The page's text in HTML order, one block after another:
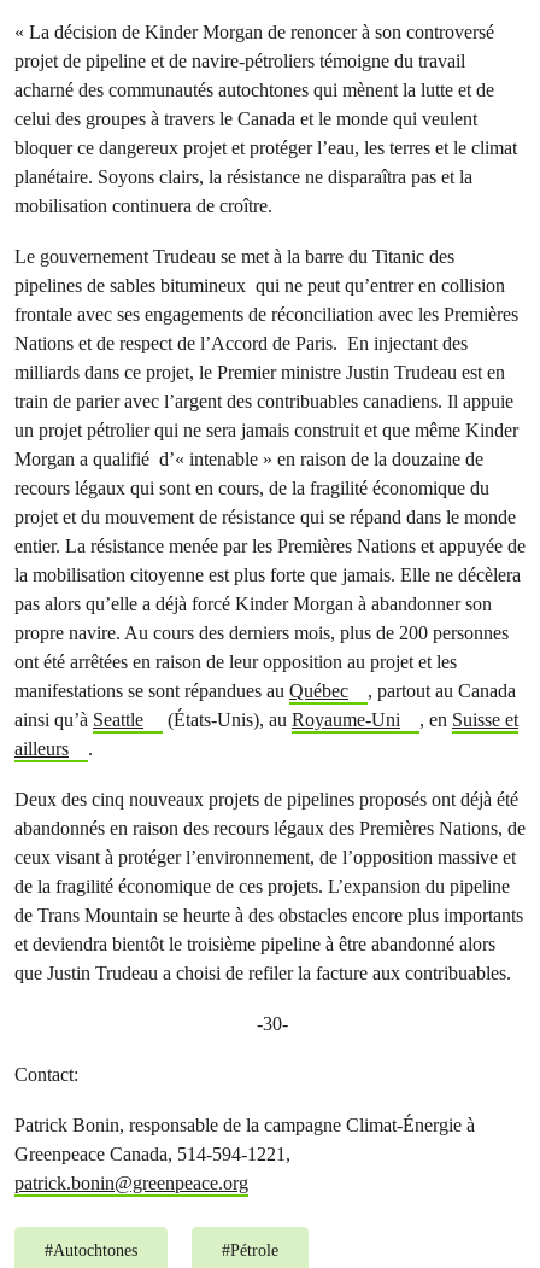
« La décision de Kinder Morgan de renoncer à son controversé
projet de pipeline et de navire-pétroliers témoigne du travail
acharné des communautés autochtones qui mènent la lutte et de
celui des groupes à travers le Canada et le monde qui veulent
bloquer ce dangereux projet et protéger l’eau, les terres et le climat
planétaire. Soyons clairs, la résistance ne disparaîtra pas et la
mobilisation continuera de croître.
Le gouvernement Trudeau se met à la barre du Titanic des
pipelines de sables bitumineux qui ne peut qu’entrer en collision
frontale avec ses engagements de réconciliation avec les Premières
Nations et de respect de l’Accord de Paris. En injectant des
milliards dans ce projet, le Premier ministre Justin Trudeau est en
train de parier avec l’argent des contribuables canadiens. Il appuie
un projet pétrolier qui ne sera jamais construit et que même Kinder
Morgan a qualifié d’« intenable » en raison de la douzaine de
recours légaux qui sont en cours, de la fragilité économique du
projet et du mouvement de résistance qui se répand dans le monde
entier. La résistance menée par les Premières Nations et appuyée de
la mobilisation citoyenne est plus forte que jamais. Elle ne décèlera
pas alors qu’elle a déjà forcé Kinder Morgan à abandonner son
propre navire. Au cours des derniers mois, plus de 200 personnes
ont été arrêtées en raison de leur opposition au projet et les
manifestations se sont répandues au Québec
, partout au Canada
ainsi qu’à Seattle (États-Unis), au Royaume-Uni , en Suisse et
ailleurs
.
Deux des cinq nouveaux projets de pipelines proposés ont déjà été
abandonnés en raison des recours légaux des Premières Nations, de
ceux visant à protéger l’environnement, de l’opposition massive et
de la fragilité économique de ces projets. L’expansion du pipeline
de Trans Mountain se heurte à des obstacles encore plus importants
et deviendra bientôt le troisième pipeline à être abandonné alors
que Justin Trudeau a choisi de refiler la facture aux contribuables.
-30-
Contact:
Patrick Bonin, responsable de la campagne Climat-Énergie à
Greenpeace Canada, 514-594-1221,
patrick.bonin@greenpeace.org
#Autochtones #Pétrole